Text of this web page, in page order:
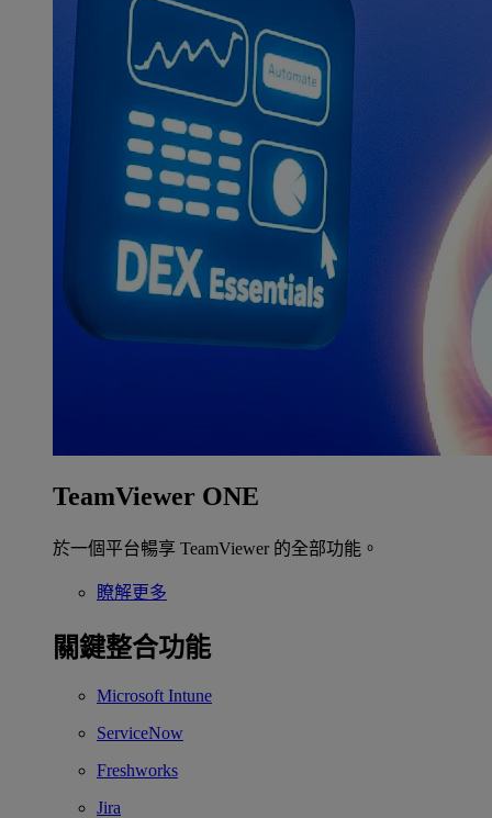
TeamViewer ONE
於一個平台暢享 TeamViewer 的全部功能。
瞭解更多
關鍵整合功能
Microsoft Intune
ServiceNow
Freshworks
Jira